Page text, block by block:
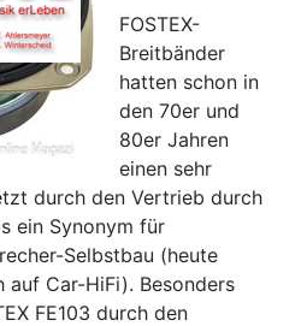
FOSTEX-
Breitbänder
hatten schon in
den 70er und
80er Jahren
einen sehr
durch den Vertrieb durch
ein Synonym für
Selbstbau (heute
Car-HiFi). Besonders
FE103 durch den